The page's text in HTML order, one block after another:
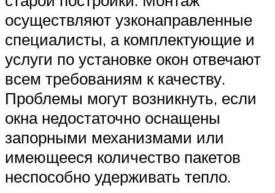
осуществляют узконаправленные
специалисты, а комплектующие и
услуги по установке окон отвечают
всем требованиям к качеству.
Проблемы могут возникнуть, если
окна недостаточно оснащены
запорными механизмами или
имеющееся количество пакетов
неспособно удерживать тепло.